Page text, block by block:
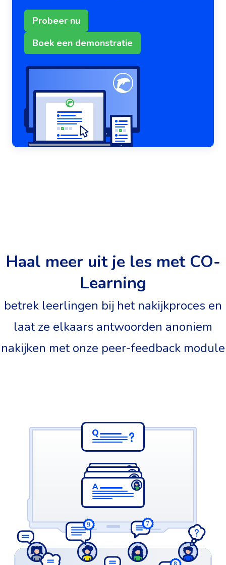
Probeer nu
Boek een demonstratie
Haal meer uit je les met CO-
Learning
betrek leerlingen bij het nakijkproces en
laat ze elkaars antwoorden anoniem
nakijken met onze peer-feedback module